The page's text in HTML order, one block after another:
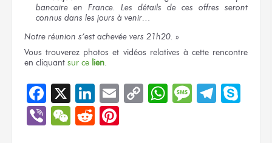
bancaireen France. Les détails de ces offres seront
connusdans les jours à venir…
Notre réunion s’est achevée vers 21h20. »
Vous trouverez photoset vidéos relatives à cette rencontre
en cliquant sur ce lien.
Facebook
X LinkedIn
EmailCopyWhatsApp
Message
ViberWeChat
Reddit